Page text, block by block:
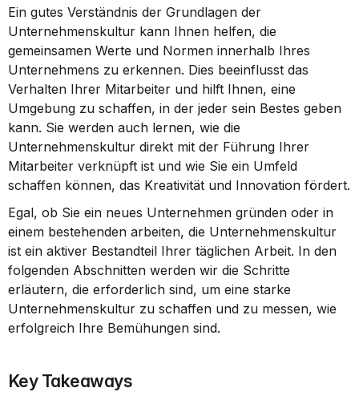
Ein gutes Verständnis der Grundlagen der
Unternehmenskultur kann Ihnen helfen, die
gemeinsamen Werte und Normen innerhalb Ihres
Unternehmens zu erkennen. Dies beeinflusst das
Verhalten Ihrer Mitarbeiter und hilft Ihnen, eine
Umgebung zu schaffen, in der jeder sein Bestes geben
kann. Sie werden auch lernen, wie die
Unternehmenskultur direkt mit der Führung Ihrer
Mitarbeiter verknüpft ist und wie Sie ein Umfeld
schaffen können, das Kreativität und Innovation fördert.
Egal, ob Sie ein neues Unternehmen gründen oder in
einem bestehenden arbeiten, die Unternehmenskultur
ist ein aktiver Bestandteil Ihrer täglichen Arbeit. In den
folgenden Abschnitten werden wir die Schritte
erläutern, die erforderlich sind, um eine starke
Unternehmenskultur zu schaffen und zu messen, wie
erfolgreich Ihre Bemühungen sind.
Key Takeaways